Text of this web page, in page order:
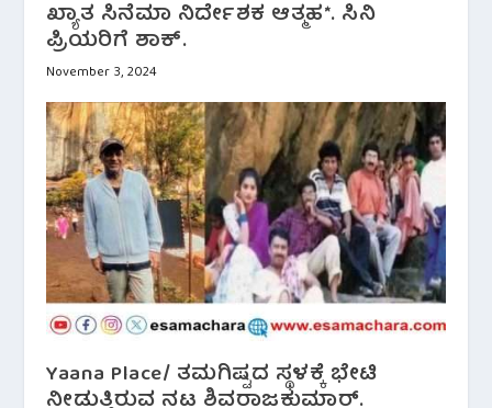
ಖ್ಯಾತ ಸಿನೆಮಾ ನಿರ್ದೇಶಕ ಆತ್ಮಹ*. ಸಿನಿ
ಪ್ರಿಯರಿಗೆ ಶಾಕ್.
November 3, 2024
Yaana Place/ ತಮಗಿಷ್ಟದ ಸ್ಥಳಕ್ಕೆ ಭೇಟಿ